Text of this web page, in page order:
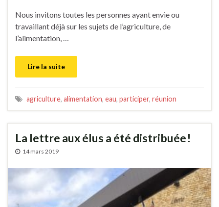
Nous invitons toutes les personnes ayant envie ou
travaillant déjà sur les sujets de l’agriculture, de
l’alimentation, …
Lire la suite
agriculture, alimentation, eau, participer, réunion
La lettre aux élus a été distribuée !
14 mars 2019